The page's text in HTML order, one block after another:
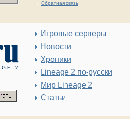
Обратная связь
Игровые серверы
Новости
Хроники
Lineage 2 по-русски
Мир Lineage 2
Статьи